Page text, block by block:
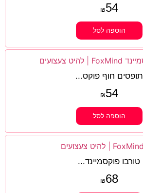
₪54
הוספה לסל
תופסים חוף פוקס...
₪54
הוספה לסל
טורבו פוקסמיינד...
₪68